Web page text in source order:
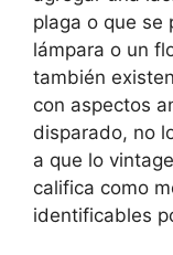
plaga o que se
lámpara o un
también existen
con aspectos
disparado, no
a que lo
califica como
identificables